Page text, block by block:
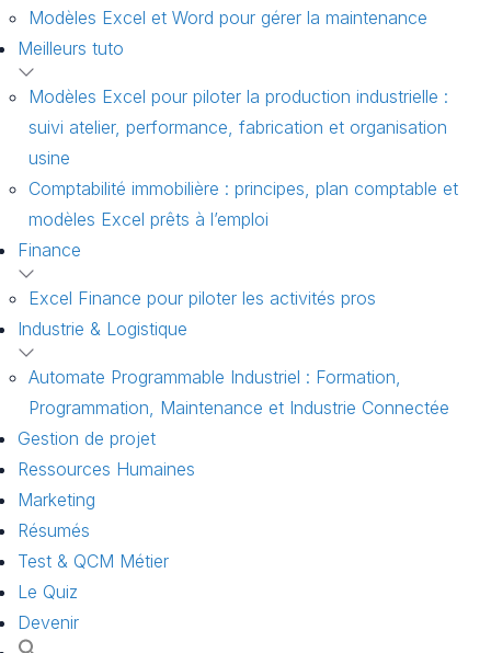
Modèles Excel et Word pour gérer la maintenance
Meilleurs tuto
Modèles Excel pour piloter la production industrielle :
suivi atelier, performance, fabrication et organisation
usine
Comptabilité immobilière : principes, plan comptable et
modèles Excel prêts à l’emploi
Finance
Excel Finance pour piloter les activités pros
Industrie & Logistique
Automate Programmable Industriel : Formation,
Programmation, Maintenance et Industrie Connectée
Gestion de projet
Ressources Humaines
Marketing
Résumés
Test & QCM Métier
Le Quiz
Devenir